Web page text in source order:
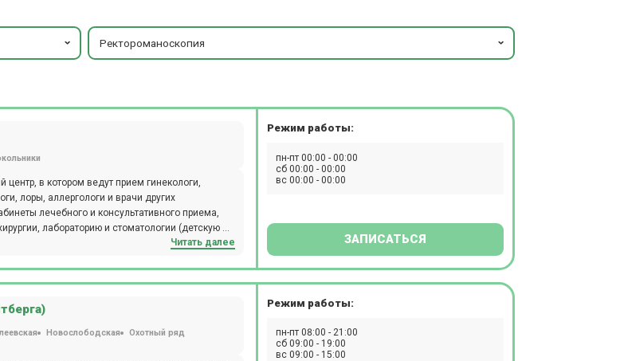
Ректороманоскопия
в котором ведут прием гинекологи,
лоры, аллергологи и врачи других
лечебного и консультативного приема,
лабораторию и стоматологии (детскую и
разные виды УЗИ, сдать экспресс-анализы
система С-дуга, лапароскопическая стойка
Компьютерная томография проводится
проводится на томографе SIEMENS
используют в работе микроскоп Carl ZEISS, а
Косметологи Бест Клиник используют в работе
HydraFacial, Lumenis M22. МРТ в клинике на
Читать далее
Режим работы:
пн-пт 00:00 - 00:00
сб 00:00 - 00:00
вс 00:00 - 00:00
ЗАПИСАТЬСЯ
Новослободская
Охотный ряд
Режим работы:
пн-пт 08:00 - 21:00
сб 09:00 - 19:00
вс 09:00 - 15:00